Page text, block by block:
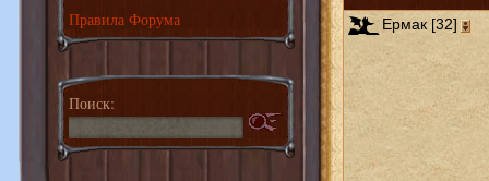
Правила Форума
Поиск:
Ермак [32]